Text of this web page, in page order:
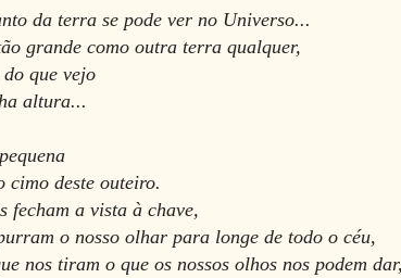
da terra se pode ver no Universo...
grande como outra terra qualquer,
que vejo
altura...
cimo deste outeiro.
fecham a vista à chave,
o nosso olhar para longe de todo o céu,
nos tiram o que os nossos olhos nos podem dar,